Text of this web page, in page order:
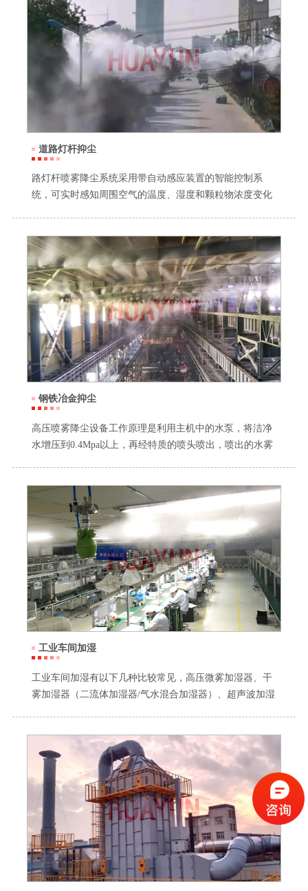
道路灯杆抑尘
路灯杆喷雾降尘系统采用带自动感应装置的智能控制系
统，可实时感知周围空气的温度、湿度和颗粒物浓度变化
钢铁冶金抑尘
高压喷雾降尘设备工作原理是利用主机中的水泵，将洁净
水增压到0.4Mpa以上，再经特质的喷头喷出，喷出的水雾
工业车间加湿
工业车间加湿有以下几种比较常见，高压微雾加湿器、干
雾加湿器（二流体加湿器/气水混合加湿器）、超声波加湿